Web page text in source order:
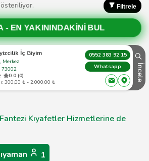
Filtrele
- EN YAKININDAKİNİ BUL
İç Giyim
Merkez
73002
0.0 (0)
300,00 ₺ - 2.000,00 ₺
0552 383 92 15
Whatsapp
İncele
Kıyafetler Hizmetlerine de
1